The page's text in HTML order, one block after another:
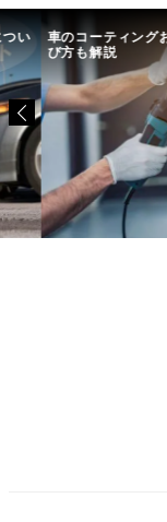
い 車のコーティング
び方も解説